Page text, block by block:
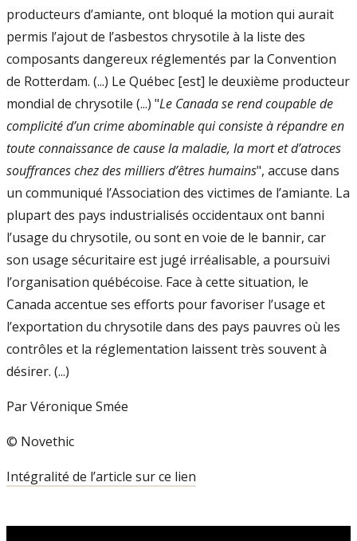
producteurs d’amiante, ont bloqué la motion qui aurait
permis l’ajout de l’asbestos chrysotile à la liste des
composants dangereux réglementés par la Convention
de Rotterdam. (...) Le Québec [est] le deuxième producteur
mondial de chrysotile (...) "Le Canada se rend coupable de
complicité d’un crime abominable qui consiste à répandre en
toute connaissance de cause la maladie, la mort et d’atroces
souffrances chez des milliers d’êtres humains", accuse dans
un communiqué l’Association des victimes de l’amiante. La
plupart des pays industrialisés occidentaux ont banni
l’usage du chrysotile, ou sont en voie de le bannir, car
son usage sécuritaire est jugé irréalisable, a poursuivi
l’organisation québécoise. Face à cette situation, le
Canada accentue ses efforts pour favoriser l’usage et
l’exportation du chrysotile dans des pays pauvres où les
contrôles et la réglementation laissent très souvent à
désirer. (...)
Par Véronique Smée
© Novethic
Intégralité de l’article sur ce lien